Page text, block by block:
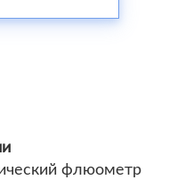
флюометр